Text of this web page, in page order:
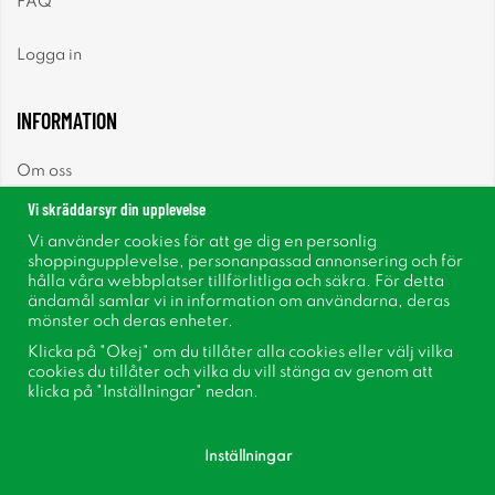
Logga in
INFORMATION
Om oss
Nyhetsbrev
Om cookies
Inspiration
Vi skräddarsyr din upplevelse
Vi använder cookies för att ge dig en personlig
shoppingupplevelse, personanpassad annonsering och för
hålla våra webbplatser tillförlitliga och säkra. För detta
ändamål samlar vi in information om användarna, deras
mönster och deras enheter.
Klicka på "Okej" om du tillåter alla cookies eller välj vilka
cookies du tillåter och vilka du vill stänga av genom att
klicka på "Inställningar" nedan.
Inställningar